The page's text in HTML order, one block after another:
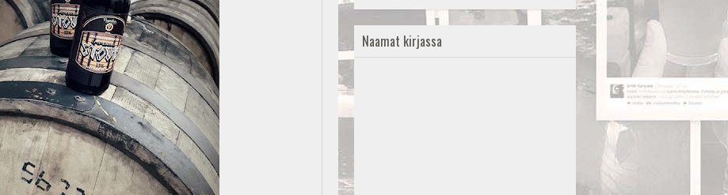
Naamat kirjassa